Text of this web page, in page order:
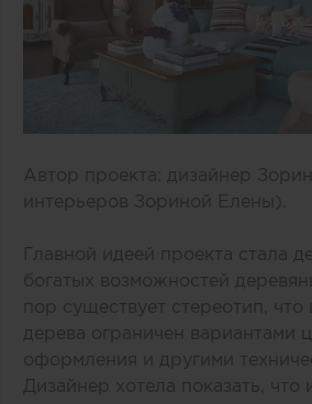
Автор проекта: дизайнер
интерьеров Зориной Елены).
Главной идеей проекта стала
богатых возможностей
пор существует стереотип,
дерева ограничен вариантами
оформления и другими
Дизайнер хотела показать, что